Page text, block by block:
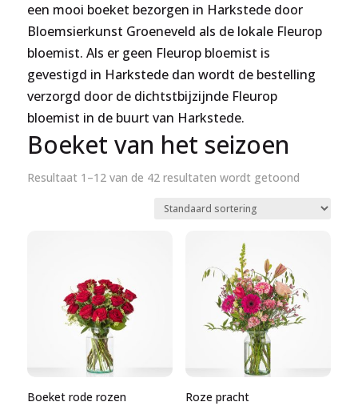
een mooi boeket bezorgen in Harkstede door
Bloemsierkunst Groeneveld als de lokale Fleurop
bloemist. Als er geen Fleurop bloemist is
gevestigd in Harkstede dan wordt de bestelling
verzorgd door de dichtstbijzijnde Fleurop
bloemist in de buurt van Harkstede.
Boeket van het seizoen
Resultaat 1–12 van de 42 resultaten wordt getoond
Boeket rode rozen
Roze pracht